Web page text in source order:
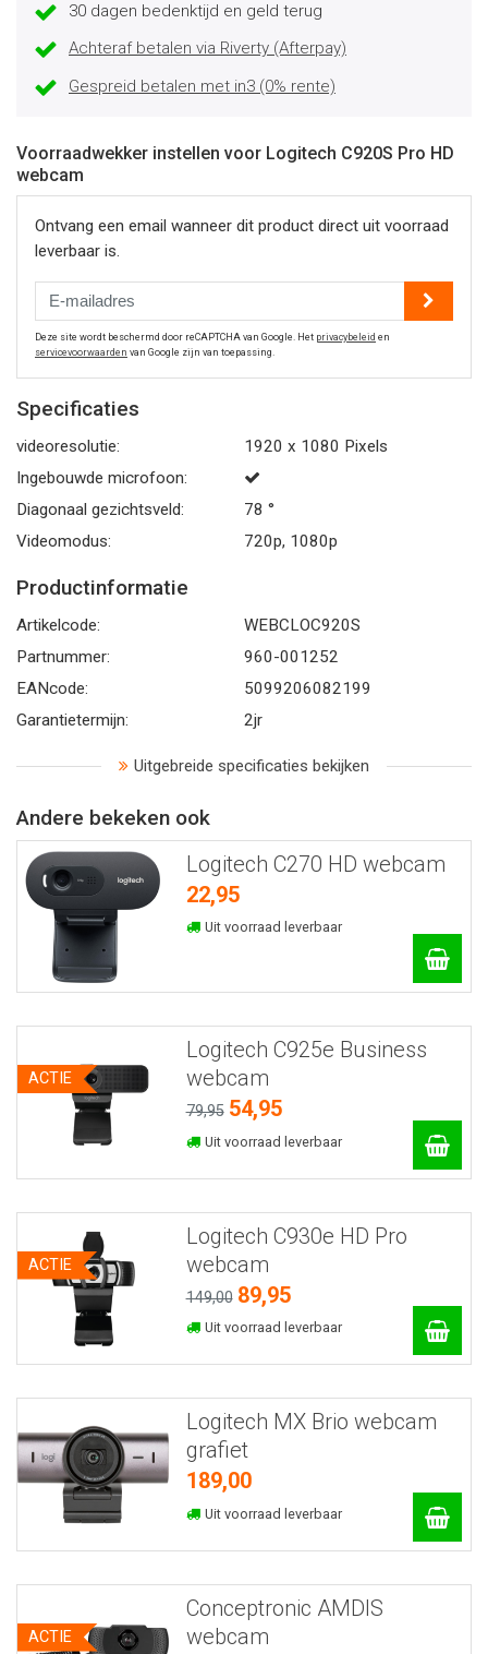
30 dagen bedenktijd en geld terug
Achteraf betalen via Riverty (Afterpay)
Gespreid betalen met in3 (0% rente)
Voorraadwekker instellen voor Logitech C920S Pro HD
webcam
Ontvang een email wanneer dit product direct uit voorraad
leverbaar is.
Deze site wordt beschermd door reCAPTCHA van Google. Het privacybeleid en
servicevoorwaarden van Google zijn van toepassing.
Specificaties
videoresolutie:
1920 x 1080 Pixels
Ingebouwde microfoon:
Diagonaal gezichtsveld:
78 °
Videomodus:
720p, 1080p
Productinformatie
Artikelcode:
WEBCLOC920S
Partnummer:
960-001252
EANcode:
5099206082199
Garantietermijn:
2jr
Uitgebreide specificaties bekijken
Andere bekeken ook
Logitech C270 HD webcam
22,95
Uit voorraad leverbaar
Logitech C925e Business
webcam
79,95 54,95
Uit voorraad leverbaar
ACTIE
Logitech C930e HD Pro
webcam
149,00 89,95
Uit voorraad leverbaar
ACTIE
Logitech MX Brio webcam
grafiet
189,00
Uit voorraad leverbaar
Conceptronic AMDIS
webcam
ACTIE